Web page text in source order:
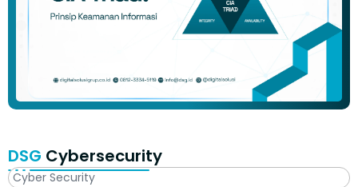
DSG Cybersecurity
Cyber Security